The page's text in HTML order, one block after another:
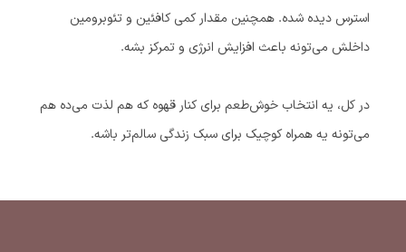
استرس دیده شده. همچنین مقدار کمی کافئین و تئوبرومین
داخلش می‌تونه باعث افزایش انرژی و تمرکز بشه.
در کل، یه انتخاب خوش‌طعم برای کنار قهوه که هم لذت می‌ده هم
می‌تونه یه همراه کوچیک برای سبک زندگی سالم‌تر باشه.